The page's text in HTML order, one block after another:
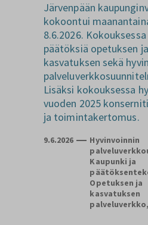
Järvenpään
kokoontui
8.6.2026.
päätöksiä opetuksen ja
kasvatuksen sekä
Lisäksi kokouksessa
vuoden 2025
ja toimintakertomus.
9.6.2026
Hyvinvoinnin
Kaupunki ja
Opetuksen ja
kasvatuksen